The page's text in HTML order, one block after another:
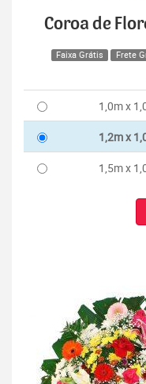
Coroa de
Faixa Grátis Frete
1,0m x
1,2m x
1,5m x